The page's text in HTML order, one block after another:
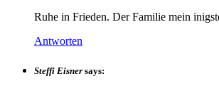
Ruhe in Frieden. Der Familie mein
Antworten
Steffi Eisner says: